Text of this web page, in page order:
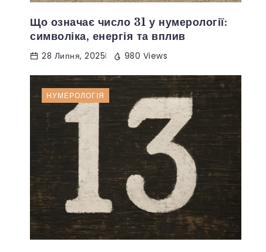
Що означає число 31 у нумерології:
символіка, енергія та вплив
28 Липня, 2025 980 Views
НУМЕРОЛОГІЯ